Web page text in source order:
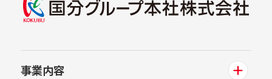
事業内容